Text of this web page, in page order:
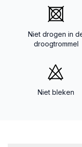
Niet drogen in
droogtrommel
Niet bleken